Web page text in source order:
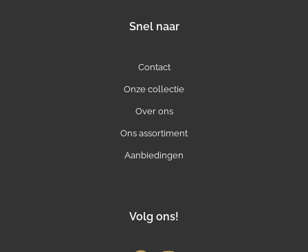
Snel naar
Contact
Onze collectie
Over ons
Ons assortiment
Aanbiedingen
Volg ons!